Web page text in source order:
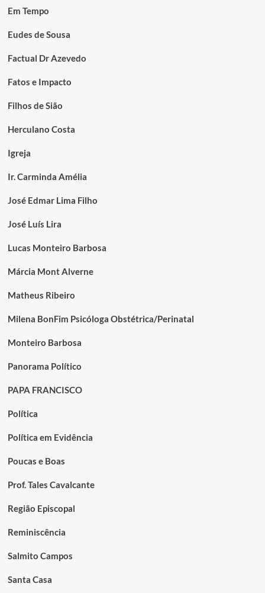
Em Tempo
Eudes de Sousa
Factual Dr Azevedo
Fatos e Impacto
Filhos de Sião
Herculano Costa
Igreja
Ir. Carminda Amélia
José Edmar Lima Filho
José Luís Lira
Lucas Monteiro Barbosa
Márcia Mont Alverne
Matheus Ribeiro
Milena BonFim Psicóloga Obstétrica/Perinatal
Monteiro Barbosa
Panorama Político
PAPA FRANCISCO
Política
Política em Evidência
Poucas e Boas
Prof. Tales Cavalcante
Região Episcopal
Reminiscência
Salmito Campos
Santa Casa